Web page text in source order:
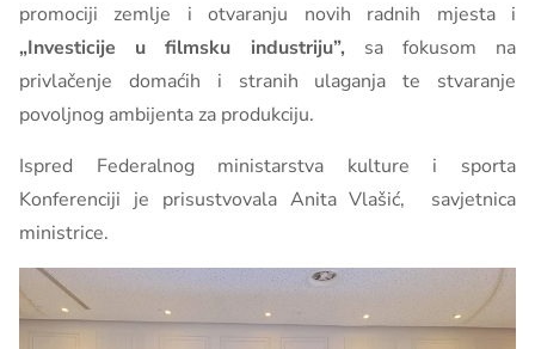
promociji zemlje i otvaranju novih radnih mjesta i
„Investicije u filmsku industriju”, sa fokusom na
privlačenje domaćih i stranih ulaganja te stvaranje
povoljnog ambijenta za produkciju.
Ispred Federalnog ministarstva kulture i sporta
Konferenciji je prisustvovala Anita Vlašić, savjetnica
ministrice.